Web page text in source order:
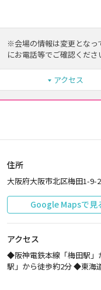
※会場の情報は変更となっ
にお電話等でご確認くださ
アクセス
住所
大阪府大阪市北区梅田1-9-
Google Mapsで見
アクセス
◆阪神電鉄本線「梅田駅
駅」から徒歩約2分 ◆東海